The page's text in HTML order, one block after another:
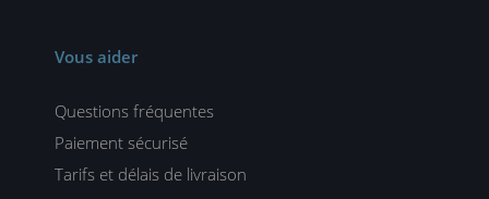
Vous aider
Questions fréquentes
Paiement sécurisé
Tarifs et délais de livraison